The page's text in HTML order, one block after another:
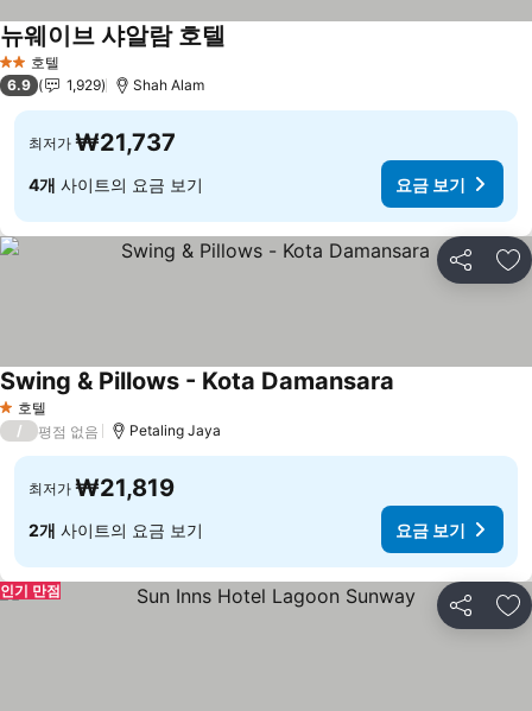
2 성급호텔
뉴웨이브 샤알람 호텔
6.9 1,929 Shah Alam
최저가 ₩21,737
4개 사이트의 요금 보기 요금 보기
공유 즐
1 성급
호텔
Swing & Pillows - Kota Damansara
/ 평점 없음 Petaling Jaya
최저가 ₩21,819
2개 사이트의 요금 보기 요금 보기
공유 즐
인기 만점